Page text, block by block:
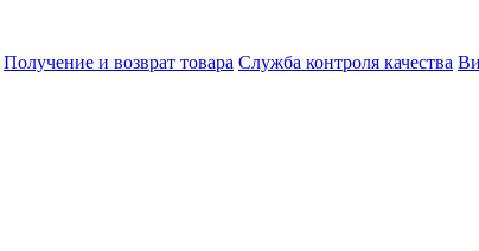
Получение и возврат товара Служба контроля качества